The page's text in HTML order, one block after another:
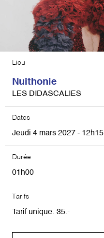
Lieu
Nuithonie
LES DIDASCALIES
Dates
Jeudi 4 mars 2027 - 12h15
Durée
01h00
Tarifs
Tarif unique 35